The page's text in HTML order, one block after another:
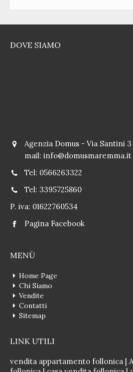
DOVE SIAMO
Agenzia Domus - Via Santini
mail: info@domusmaremma.it
Tel: 0566263322
Tel: 3395725860
P. iva: 01622760534
Pagina Facebook
MENÙ
Home Page
Chi Siamo
Vendite
Contatti
Sitemap
LINK UTILI
vendita appartamento follonica